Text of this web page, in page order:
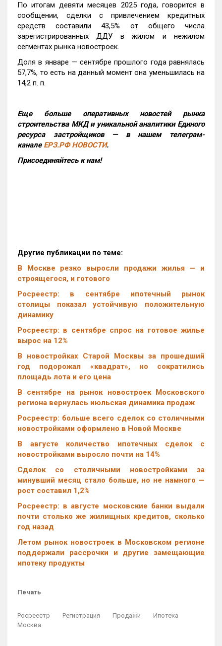
По итогам девяти месяцев 2025 года, говорится в
сообщении, сделки с привлечением кредитных
средств составили 43,5% от общего числа
зарегистрированных ДДУ в жилом и нежилом
сегментах рынка новостроек.
Доля в январе — сентябре прошлого года равнялась
57,7%, то есть на данный момент она уменьшилась на
14,2 п. п.
Еще больше оперативных новостей рынка
строительства МКД и уникальной аналитики Единого
ресурса застройщиков — в нашем телеграм-
канале ЕРЗ.РФ НОВОСТИ.
Присоединяйтесь к нам!
Другие публикации по теме:
В Москве резко выросли продажи жилья — и
строящегося, и готового
Росреестр: в сентябре ипотечный рынок
столицы показал устойчивую положительную
динамику
Росреестр: в сентябре спрос на готовое жилье
вырос на 12%
В новостройках Старой Москвы за прошедший
год подорожал «квадрат», но сократились
площадь лота и его цена
В сентябре на рынок новостроек Московского
региона вернулась июльская динамика продаж
Росреестр: больше всего сделок со столичными
новостройками оформлено в Новой Москве
В августе количество ипотечных сделок с
новостройками выросло почти на 14%
Cделок со столичными новостройками за
минувший месяц стало больше, но не намного —
рост составил 1,2%
Росреестр: в августе московские банки выдали
почти столько же жилищных кредитов, сколько
год назад
Летом рынок новостроек в Московском регионе
поддержали рассрочки и другие замещающие
ипотеку продукты
Печать
Росреестр Регистрация Продажи
Ипотека
Москва